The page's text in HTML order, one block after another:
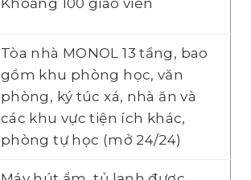
Khoảng 100 giáo viên
Tòa nhà MONOL 13 tầng, bao
gồm khu phòng học, văn
phòng, ký túc xá, nhà ăn và
các khu vực tiện ích khác,
phòng tự học (mở 24/24)